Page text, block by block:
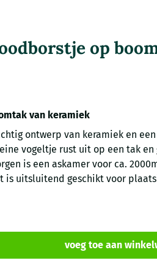
op
van keramiek
ontwerp van keramiek en
vogeltje rust uit op een tak
is een askamer voor ca.
is uitsluitend geschikt voor
voeg toe aan